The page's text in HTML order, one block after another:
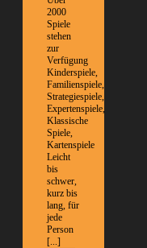
2000
Spiele
stehen
zur
Verfügung
Kinderspiele,
Familienspiele,
Strategiespiele,
Expertenspiele,
Klassische
Spiele,
Kartenspiele
Leicht
bis
schwer,
kurz bis
lang, für
jede
Person
[...]